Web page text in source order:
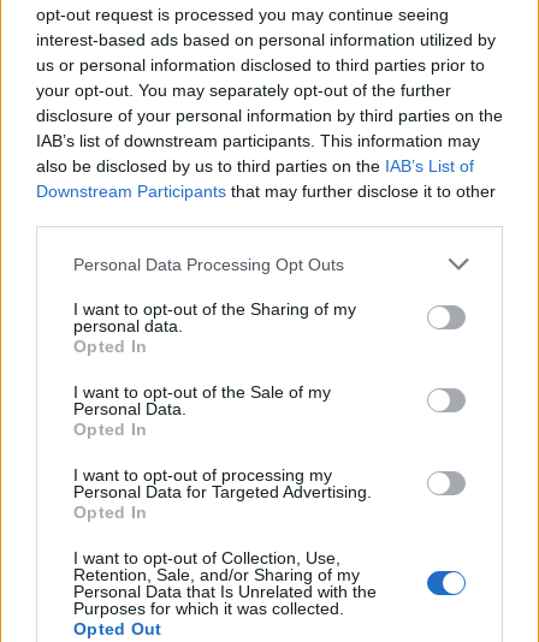
opt-out request is processed you may continue seeing
interest-based ads based on personal information utilized by
us or personal information disclosed to third parties prior to
your opt-out. You may separately opt-out of the further
disclosure of your personal information by third parties on the
IAB’s list of downstream participants. This information may
also be disclosed by us to third parties on the IAB’s List of
Downstream Participants that may further disclose it to other
Personal Data Processing Opt Outs
I want to opt-out of the Sharing of my
personal data.
Opted In
I want to opt-out of the Sale of my
Personal Data.
Opted In
I want to opt-out of processing my
Personal Data for Targeted Advertising.
Opted In
I want to opt-out of Collection, Use,
Retention, Sale, and/or Sharing of my
Personal Data that Is Unrelated with the
Purposes for which it was collected.
Opted Out
Σε νέα ώρα το «Mega
Σαββατοκύριακο»
20:14 - 15 Σεπτεμβρίου 2023
Ένας στους 4 αναιρεί τα οφέλη των
υγιεινών γευμάτων με ανθυγιεινά
σνακ
18:11 - 15 Σεπτεμβρίου 2023